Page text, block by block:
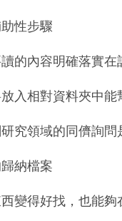
性步驟
內容明確落實在
相對資料夾中能
領域的同儕詢問
納檔案
得好找，也能夠